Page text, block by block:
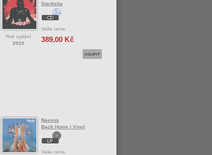
Rok vydání
2020
Startisha
Vaše cena
389,00 Kč
Naevus
Back Home / Vinyl
Vaše cena